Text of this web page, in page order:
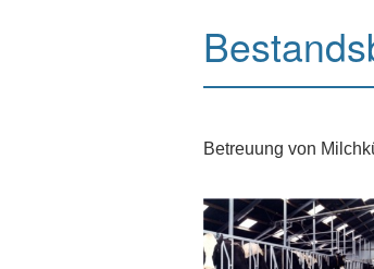
Betreuung von